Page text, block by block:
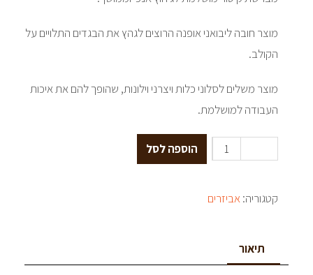
מוצר חובה ליבואני אופנה הרוצים לגהץ את הבגדים התלויים על
הקולב.
מוצר משלים לסלוני כלות ויצרני וילונות, שהופך להם את איכות
העבודה למושלמת.
הוספה לסל
קטגוריה:אביזרים
תיאור